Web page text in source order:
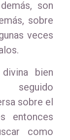
son
sobre
veces
bien
sobre el
entonces
como